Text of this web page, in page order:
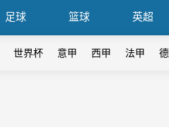
足球 篮球 英超
世界杯 意甲 西甲 法甲